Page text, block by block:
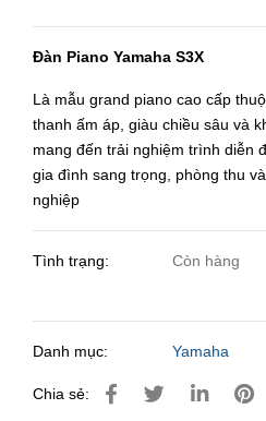
Đàn Piano Yamaha S3X
Là mẫu grand piano cao cấp
thanh ấm áp, giàu chiều sâu và
mang đến trải nghiệm trình diễn
gia đình sang trọng, phòng thu
nghiệp
Tình trạng: Còn hàng
Danh mục: Yamaha
Chia sẻ: